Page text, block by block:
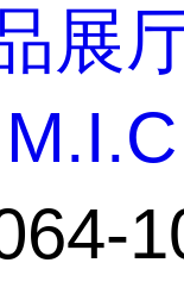
展